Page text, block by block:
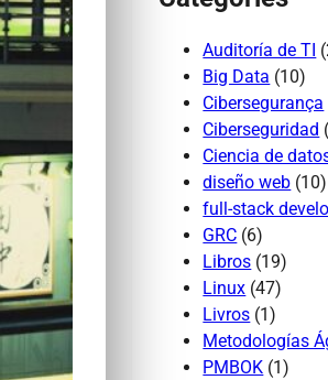
Auditoría de TI
Big Data (10)
Cibersegurança
Ciberseguridad
Ciencia de
diseño web (10)
full-stack
GRC (6)
Libros (19)
Linux (47)
Livros (1)
Metodologías
PMBOK (1)